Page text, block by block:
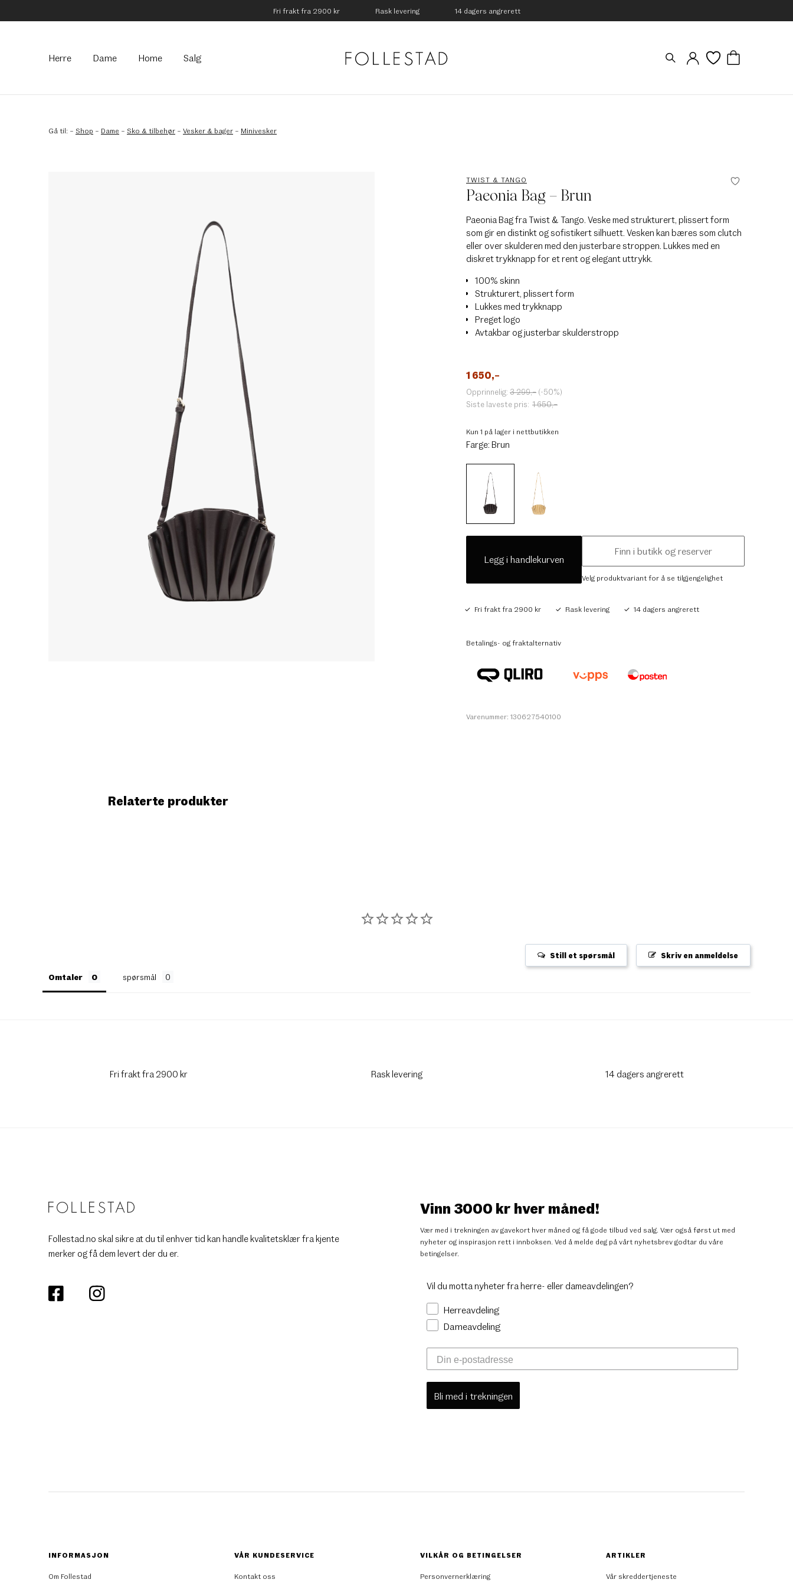
Fri frakt fra 2900 kr Rask levering 14 dagers angrerett
Hovedmeny
Herre Dame Home Salg
Gå til: – Shop – Dame – Sko & tilbehør – Vesker & bager – Minivesker
TWIST & TANGO
Paeonia Bag – Brun
Paeonia Bag fra Twist & Tango. Veske med strukturert, plissert form
som gir en distinkt og sofistikert silhuett. Vesken kan bæres som clutch
eller over skulderen med den justerbare stroppen. Lukkes med en
diskret trykknapp for et rent og elegant uttrykk.
100% skinn
Strukturert, plissert form
Lukkes med trykknapp
Preget logo
Avtakbar og justerbar skulderstropp
1 650,–
Opprinnelig: 3 299,– (-50%)
Siste laveste pris: 1 650,–
Kun 1 på lager i nettbutikken
Farge: Brun
Legg i handlekurven
Finn i butikk og reserver
Velg produktvariant for å se tilgjengelighet
Fri frakt fra 2900 kr Rask levering 14 dagers angrerett
Betalings- og fraktalternativ
Varenummer: 130627540100
Relaterte produkter
Skriv en anmeldelse
Still et spørsmål
Omtaler spørsmål
Fri frakt fra 2900 kr Rask levering 14 dagers angrerett
Follestad.no skal sikre at du til enhver tid kan handle kvalitetsklær fra kjente
merker og få dem levert der du er.
Vinn 3000 kr hver måned!
Vær med i trekningen av gavekort hver måned og få gode tilbud ved salg. Vær også først ut med
nyheter og inspirasjon rett i innboksen. Ved å melde deg på vårt nyhetsbrev godtar du våre
betingelser.
Vil du motta nyheter fra herre- eller dameavdelingen?
Herreavdeling
Dameavdeling
Bli med i trekningen
INFORMASJON
Om Follestad
VÅR KUNDESERVICE
Kontakt oss
VILKÅR OG BETINGELSER
Personvernerklæring
ARTIKLER
Vår skreddertjeneste